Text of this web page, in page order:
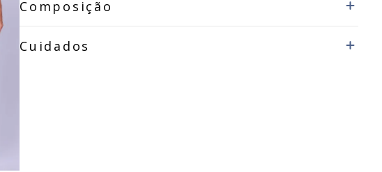
Composição
Cuidados